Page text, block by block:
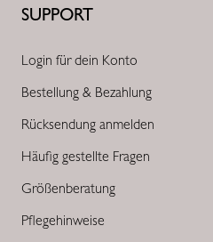
SUPPORT
Login für dein Konto
Bestellung & Bezahlung
Rücksendung anmelden
Häufig gestellte Fragen
Größenberatung
Pflegehinweise